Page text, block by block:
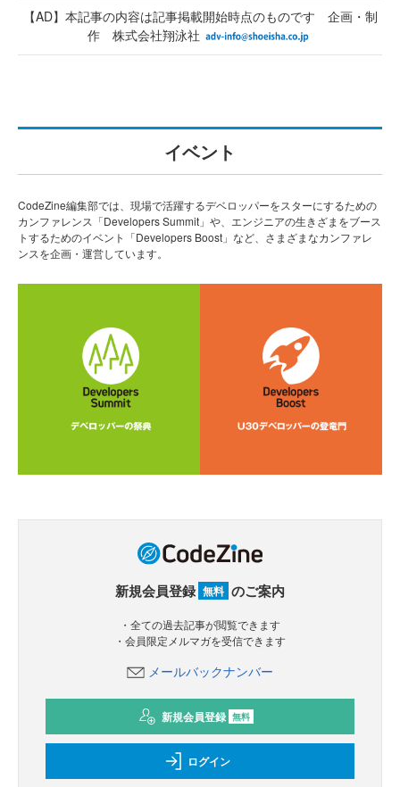
【AD】本記事の内容は記事掲載開始時点のものです 企画・制
作 株式会社翔泳社
イベント
CodeZine編集部では、現場で活躍するデベロッパーをスターにするための
カンファレンス「Developers Summit」や、エンジニアの生きざまをブース
トするためのイベント「Developers Boost」など、さまざまなカンファレ
ンスを企画・運営しています。
新規会員登録 無料 のご案内
・全ての過去記事が閲覧できます
・会員限定メルマガを受信できます
メールバックナンバー
新規会員登録 無料
ログイン